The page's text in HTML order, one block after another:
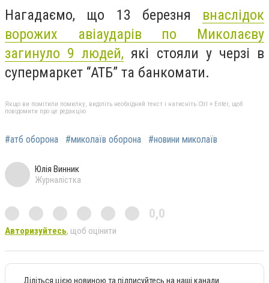
Нагадаємо, що 13 березня внаслідок
ворожих авіаударів по Миколаєву
загинуло 9 людей, які стояли у черзі в
супермаркет “АТБ” та банкомати.
Якщо ви помітили помилку, виділіть необхідний текст і натисніть Ctrl + Enter, щоб
повідомити про це редакцію
#атб оборона #миколаїв оборона #новини миколаїв
Юлія Винник
Журналістка
0,0
Авторизуйтесь, щоб оцінити
Діліться цією новиною та підписуйтесь на наші канали